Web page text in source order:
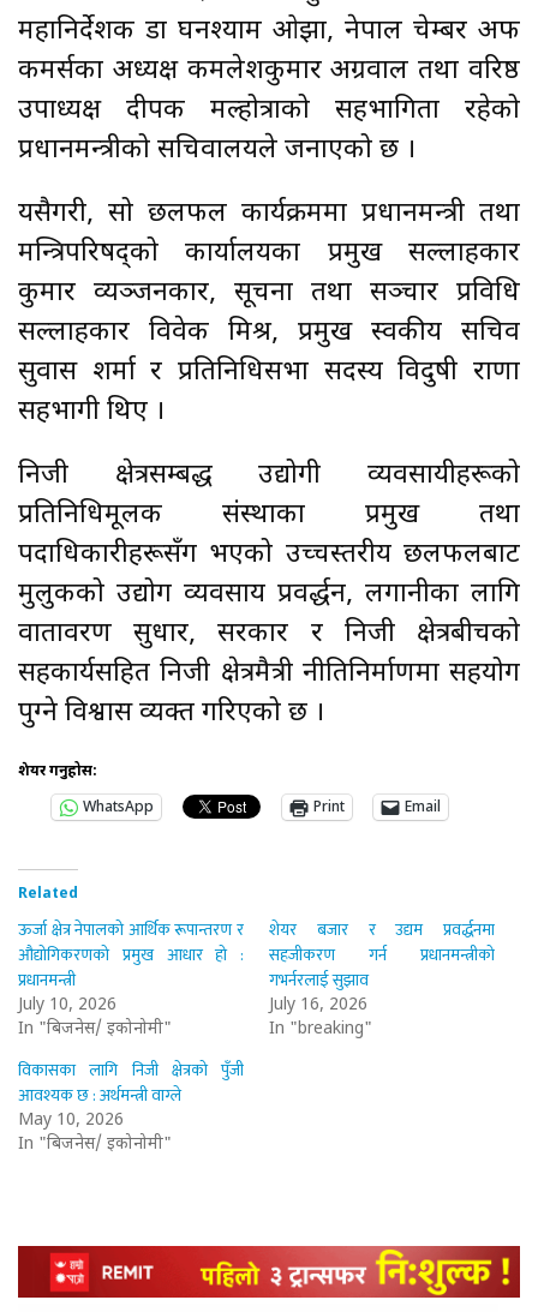
महानिर्देशक डा घनश्याम ओझा, नेपाल चेम्बर अफ
कमर्सका अध्यक्ष कमलेशकुमार अग्रवाल तथा वरिष्ठ
उपाध्यक्ष दीपक मल्होत्राको सहभागिता रहेको
प्रधानमन्त्रीको सचिवालयले जनाएको छ ।
यसैगरी, सो छलफल कार्यक्रममा प्रधानमन्त्री तथा
मन्त्रिपरिषद्को कार्यालयका प्रमुख सल्लाहकार
कुमार व्यञ्जनकार, सूचना तथा सञ्चार प्रविधि
सल्लाहकार विवेक मिश्र, प्रमुख स्वकीय सचिव
सुवास शर्मा र प्रतिनिधिसभा सदस्य विदुषी राणा
सहभागी थिए ।
निजी क्षेत्रसम्बद्ध उद्योगी व्यवसायीहरूको
प्रतिनिधिमूलक संस्थाका प्रमुख तथा
पदाधिकारीहरूसँग भएको उच्चस्तरीय छलफलबाट
मुलुकको उद्योग व्यवसाय प्रवर्द्धन, लगानीका लागि
वातावरण सुधार, सरकार र निजी क्षेत्रबीचको
सहकार्यसहित निजी क्षेत्रमैत्री नीतिनिर्माणमा सहयोग
पुग्ने विश्वास व्यक्त गरिएको छ ।
शेयर गर्नुहोस:
WhatsApp
Print Email
Related
ऊर्जा क्षेत्र नेपालको आर्थिक रूपान्तरण र
औद्योगिकरणको प्रमुख आधार हो :
प्रधानमन्त्री
July 10, 2026
In "बिजनेस/ इकोनोमी"
शेयर बजार र उद्यम प्रवर्द्धनमा
सहजीकरण गर्न प्रधानमन्त्रीको
गभर्नरलाई सुझाव
July 16, 2026
In "breaking"
विकासका लागि निजी क्षेत्रको पुँजी
आवश्यक छ : अर्थमन्त्री वाग्ले
May 10, 2026
In "बिजनेस/ इकोनोमी"